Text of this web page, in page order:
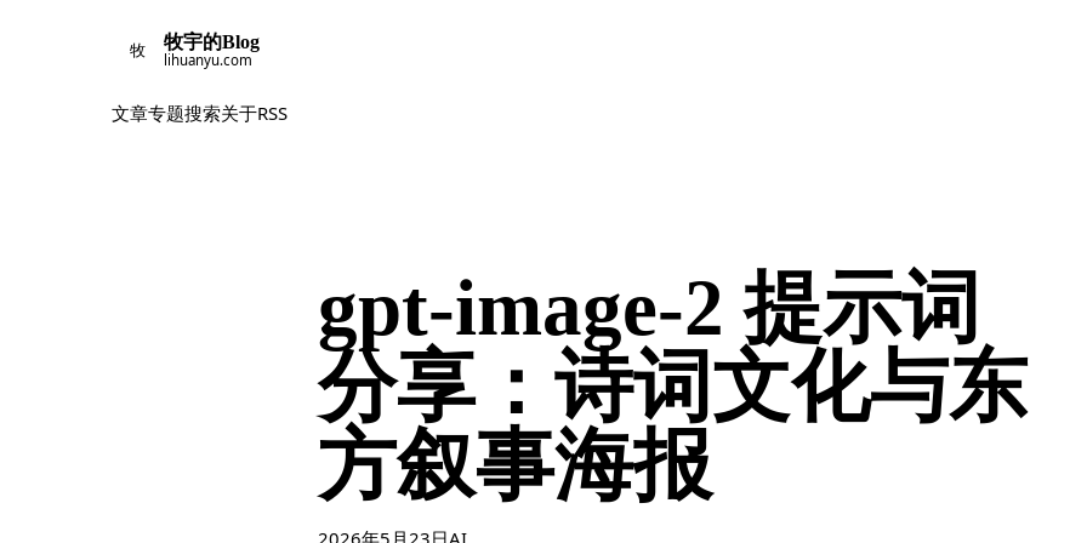
牧 牧宇的Blog
lihuanyu.com
文章专题搜索关于RSS
gpt-image-2 提示词
分享：诗词文化与东
方叙事海报